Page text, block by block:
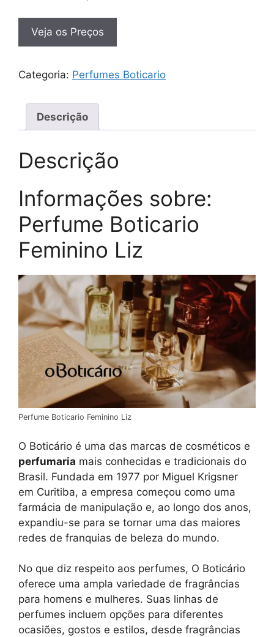
Veja os Preços
Categoria: Perfumes Boticario
Descrição
Descrição
Informações sobre:
Perfume Boticario
Feminino Liz
Perfume Boticario Feminino Liz
O Boticário é uma das marcas de cosméticos e
perfumaria mais conhecidas e tradicionais do
Brasil. Fundada em 1977 por Miguel Krigsner
em Curitiba, a empresa começou como uma
farmácia de manipulação e, ao longo dos anos,
expandiu-se para se tornar uma das maiores
redes de franquias de beleza do mundo.
No que diz respeito aos perfumes, O Boticário
oferece uma ampla variedade de fragrâncias
para homens e mulheres. Suas linhas de
perfumes incluem opções para diferentes
ocasiões, gostos e estilos, desde fragrâncias